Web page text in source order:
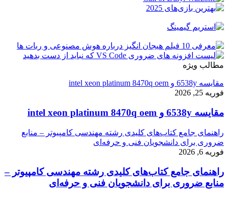
مطالب ویژه
مقایسه 6538y و intel xeon platinum 8470q oem
فوریه 25, 2026
مقایسه 6538y و intel xeon platinum 8470q oem
راهنمای جامع کتاب‌های کلیدی رشته مهندسی کامپیوتر – منابع
ضروری برای دانشجویان فنی و حرفه‌ای
فوریه 6, 2026
راهنمای جامع کتاب‌های کلیدی رشته مهندسی کامپیوتر –
منابع ضروری برای دانشجویان فنی و حرفه‌ای